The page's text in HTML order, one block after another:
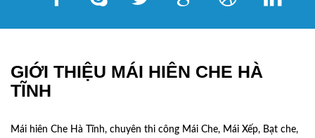
GIỚI THIỆU MÁI HIÊN CHE HÀ
TĨNH
Mái hiên Che Hà Tĩnh, chuyên thi công Mái Che, Mái Xếp, Bạt che,